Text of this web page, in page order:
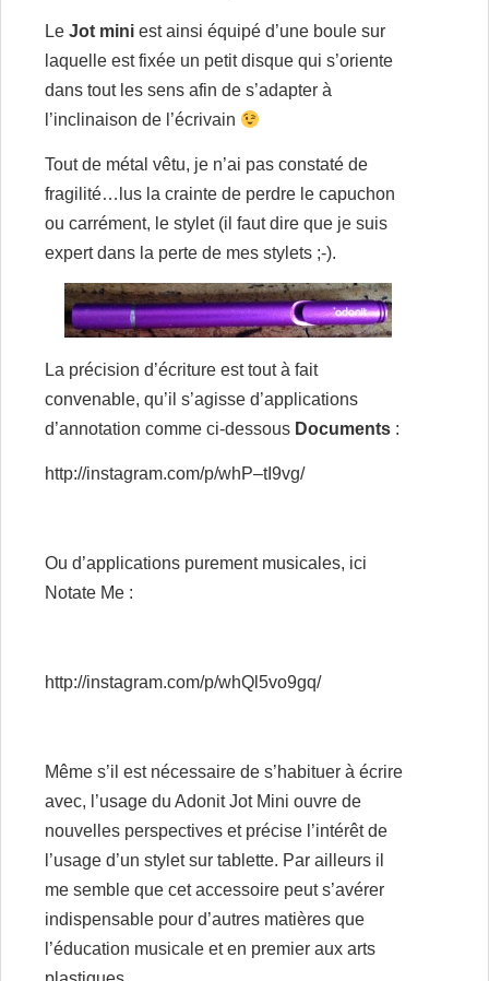
Le Jot mini est ainsi équipé d’une boule sur
laquelle est fixée un petit disque qui s’oriente
dans tout les sens afin de s’adapter à
l’inclinaison de l’écrivain
Tout de métal vêtu, je n’ai pas constaté de
fragilité…lus la crainte de perdre le capuchon
ou carrément, le stylet (il faut dire que je suis
expert dans la perte de mes stylets ;-).
La précision d’écriture est tout à fait
convenable, qu’il s’agisse d’applications
d’annotation comme ci-dessous Documents :
http://instagram.com/p/whP–tI9vg/
Ou d’applications purement musicales, ici
Notate Me :
http://instagram.com/p/whQl5vo9gq/
Même s’il est nécessaire de s’habituer à écrire
avec, l’usage du Adonit Jot Mini ouvre de
nouvelles perspectives et précise l’intérêt de
l’usage d’un stylet sur tablette. Par ailleurs il
me semble que cet accessoire peut s’avérer
indispensable pour d’autres matières que
l’éducation musicale et en premier aux arts